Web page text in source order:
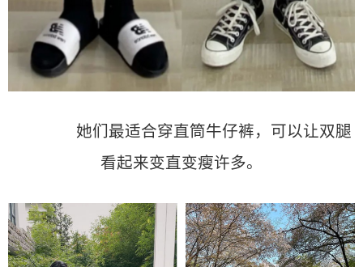
她们最适合穿直筒牛仔裤，可以让双腿
看起来变直变瘦许多。